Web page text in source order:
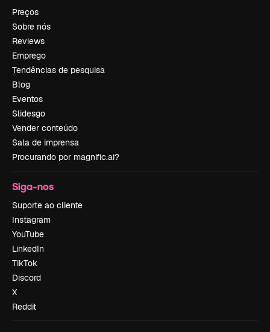
Preços
Sobre nós
Reviews
Emprego
Tendências de pesquisa
Blog
Eventos
Slidesgo
Vender conteúdo
Sala de imprensa
Procurando por magnific.ai?
Siga-nos
Suporte ao cliente
Instagram
YouTube
LinkedIn
TikTok
Discord
X
Reddit